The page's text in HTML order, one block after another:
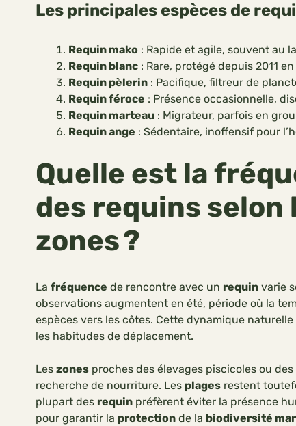
Les principales espèces de
Requin mako : Rapide et agile, souvent au
Requin blanc : Rare, protégé depuis 2011
Requin pèlerin : Pacifique, filtreur de
Requin féroce : Présence occasionnelle,
Requin marteau : Migrateur, parfois en
Requin ange : Sédentaire, inoffensif pour
Quelle est la
des requins selon
zones ?
La fréquence de rencontre avec un requin varie
observations augmentent en été, période où la
espèces vers les côtes. Cette dynamique
les habitudes de déplacement.
Les zones proches des élevages piscicoles ou des
recherche de nourriture. Les plages restent
plupart des requin préfèrent éviter la présence
pour garantir la protection de la biodiversité